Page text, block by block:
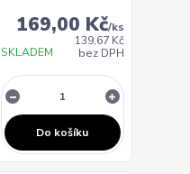
169,00 Kč/ks
139,67 Kč
bez DPH
SKLADEM
Do košíku